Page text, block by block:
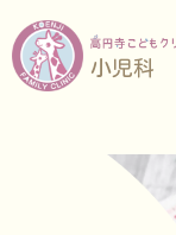
小児科